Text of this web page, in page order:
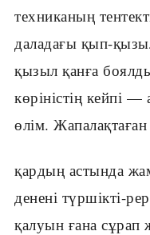
техниканың
даладағы қып-
қызыл қанға
көріністің кейпі
өлім.
қардың астында
денені түршікті-
қалуын ғана сұрап